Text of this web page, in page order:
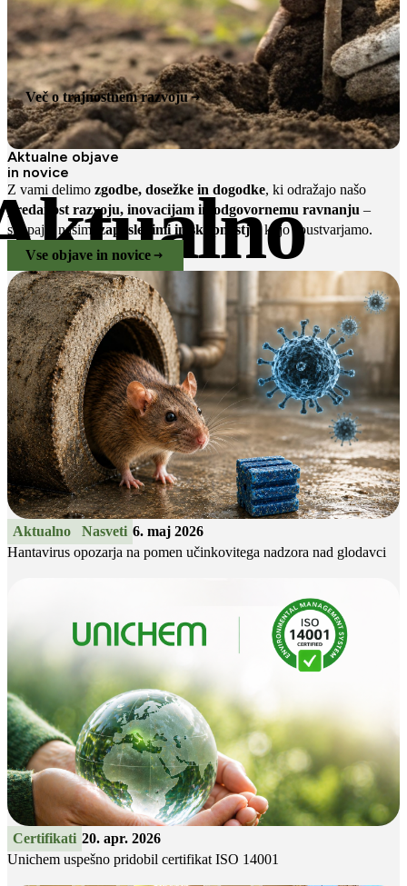
Več o trajnostnem razvoju
Aktualne objave
in novice
Z vami delimo zgodbe, dosežke in dogodke, ki odražajo našo
predanost razvoju, inovacijam in odgovornemu ravnanju –
skupaj z našimi
zaposlenimi in skupnostjo
, ki jo soustvarjamo.
Vse objave in novice
Aktualno Nasveti 6. maj 2026
Hantavirus opozarja na pomen učinkovitega nadzora nad glodavci
Certifikati 20. apr. 2026
Unichem uspešno pridobil certifikat ISO 14001